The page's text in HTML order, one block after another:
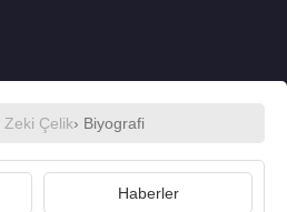
Zeki Çelik› Biyografi
Haberler